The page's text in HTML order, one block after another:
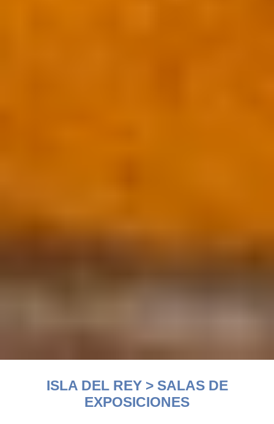
EXPOSICIONESISLA DEL REY > SALAS DE
EXPOSICIONES